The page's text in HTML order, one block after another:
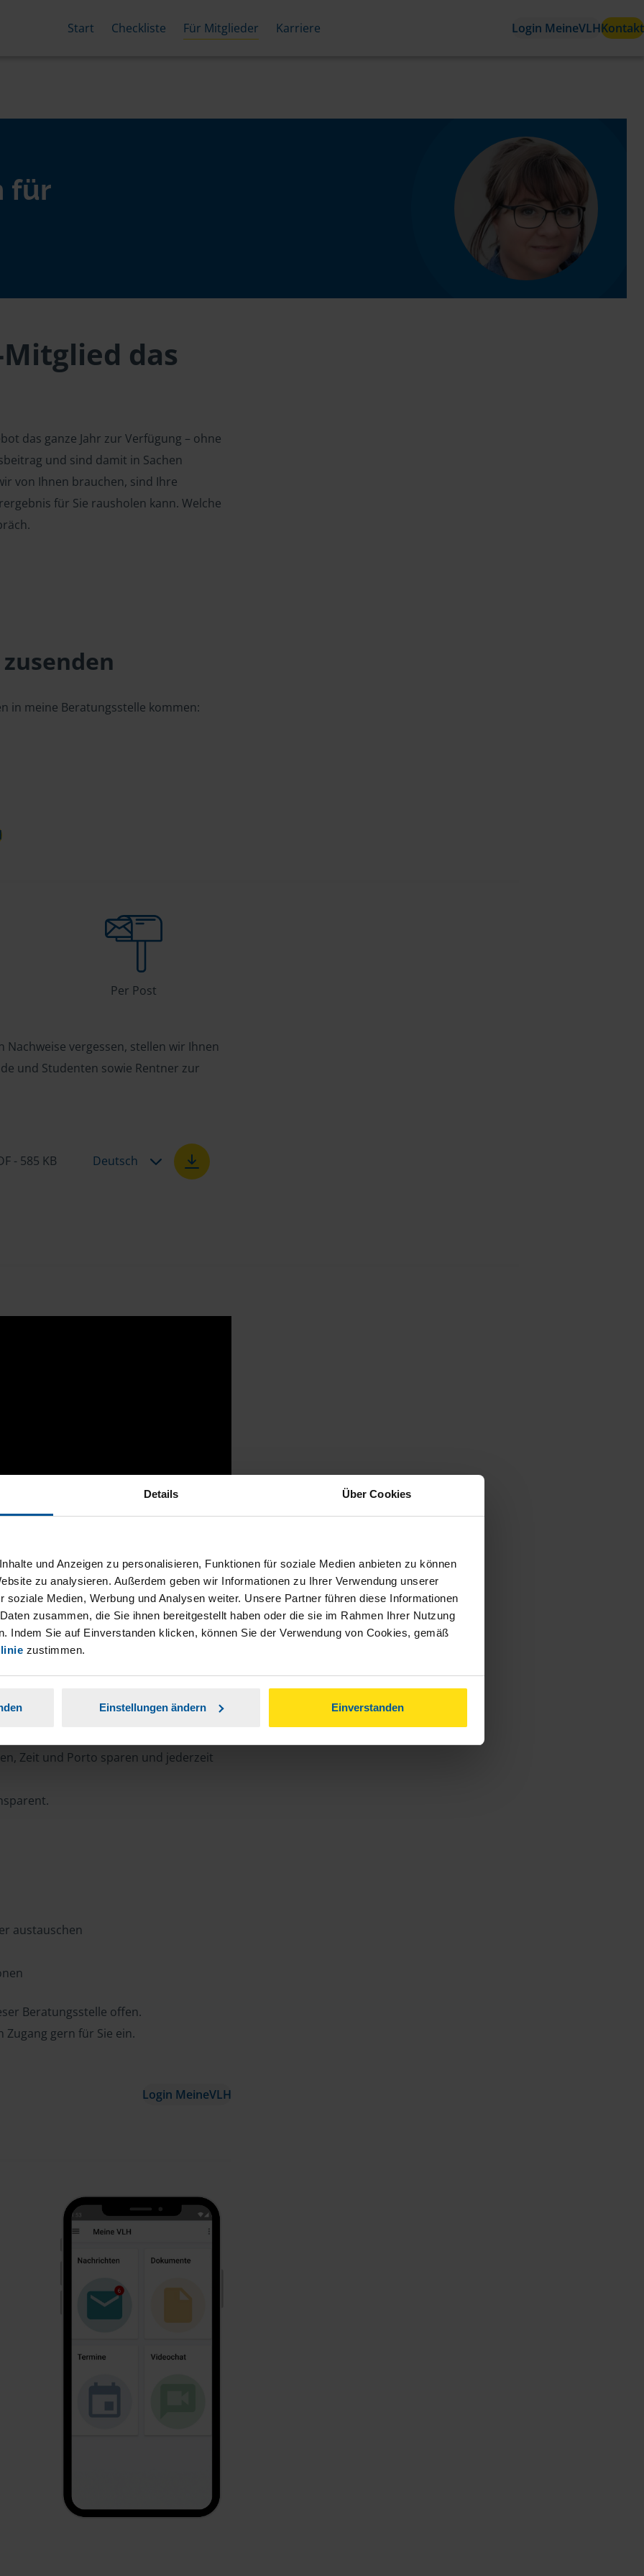
Details Über Cookies
und Anzeigen zu personalisieren, Funktionen für soziale Medien anbieten zu können
zu analysieren. Außerdem geben wir Informationen zu Ihrer Verwendung unserer
soziale Medien, Werbung und Analysen weiter. Unsere Partner führen diese Informationen
zusammen, die Sie ihnen bereitgestellt haben oder die sie im Rahmen Ihrer Nutzung
Indem Sie auf Einverstanden klicken, können Sie der Verwendung von Cookies, gemäß
zustimmen.
Einstellungen ändern Einverstanden
Start Checkliste Für Mitglieder Karriere Login MeineVLHKontakt
für
das
das ganze Jahr zur Verfügung – ohne
und sind damit in Sachen
von Ihnen brauchen, sind Ihre
für Sie rausholen kann. Welche
in meine Beratungsstelle kommen:
Per Post
vergessen, stellen wir Ihnen
und Studenten sowie Rentner zur
- 585 KB Deutsch
Zeit und Porto sparen und jederzeit
austauschen
Beratungsstelle offen.
gern für Sie ein.
Login MeineVLH